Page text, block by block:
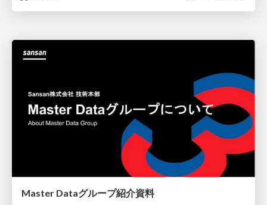
Master Dataグループ紹介資料